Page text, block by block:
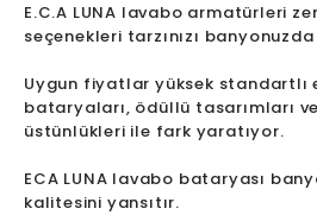
E.C.A LUNA lavabo armatürleri
seçenekleri tarzınızı
Uygun fiyatlar yüksek standartlı
bataryaları, ödüllü tasarımları
üstünlükleri ile fark yaratıyor.
ECA LUNA lavabo bataryası
kalitesini yansıtır.